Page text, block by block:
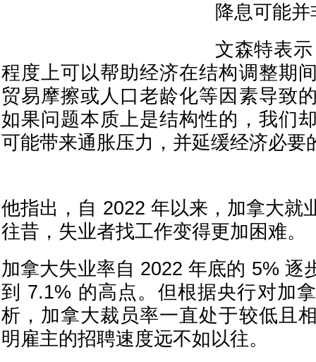
降息可能
文森特表
程度上可以帮助经济在结构调整期
贸易摩擦或人口老龄化等因素导致
如果问题本质上是结构性的，我们
可能带来通胀压力，并延缓经济必要
他指出，自 2022 年以来，加拿大就
往昔，失业者找工作变得更加困难。
加拿大失业率自 2022 年底的 5% 逐
到 7.1% 的高点。但根据央行对加
析，加拿大裁员率一直处于较低且
明雇主的招聘速度远不如以往。